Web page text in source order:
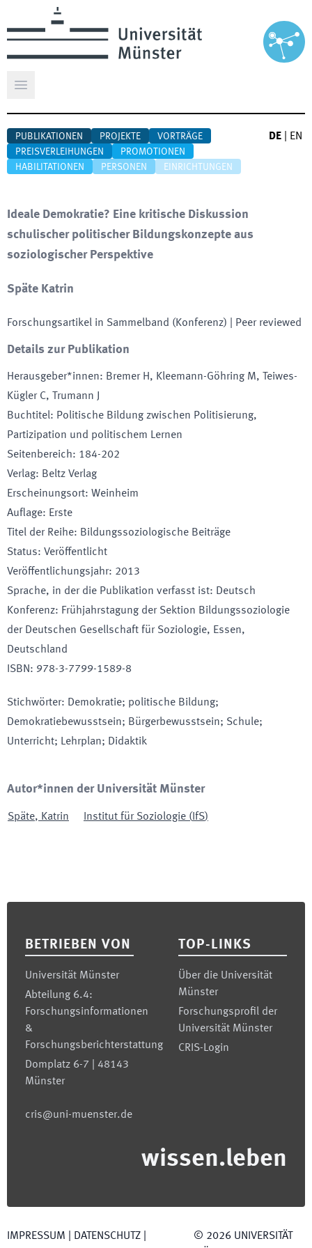
Hauptmenü öffnen
PUBLIKATIONEN PROJEKTE
VORTRÄGE
PREISVERLEIHUNGEN
PROMOTIONEN
HABILITATIONEN
PERSONEN EINRICHTUNGEN
DE EN
Ideale Demokratie? Eine kritische Diskussion
schulischer politischer Bildungskonzepte aus
soziologischer Perspektive
Späte Katrin
Forschungsartikel in Sammelband (Konferenz) | Peer reviewed
Details zur Publikation
Herausgeber*innen: Bremer H, Kleemann-Göhring M, Teiwes-
Kügler C, Trumann J
Buchtitel: Politische Bildung zwischen Politisierung,
Partizipation und politischem Lernen
Seitenbereich: 184-202
Verlag: Beltz Verlag
Erscheinungsort: Weinheim
Auflage: Erste
Titel der Reihe: Bildungssoziologische Beiträge
Status: Veröffentlicht
Veröffentlichungsjahr: 2013
Sprache, in der die Publikation verfasst ist: Deutsch
Konferenz: Frühjahrstagung der Sektion Bildungssoziologie
der Deutschen Gesellschaft für Soziologie, Essen,
Deutschland
ISBN: 978-3-7799-1589-8
Stichwörter: Demokratie; politische Bildung;
Demokratiebewusstsein; Bürgerbewusstsein; Schule;
Unterricht; Lehrplan; Didaktik
Autor*innen der Universität Münster
Späte, Katrin Institut für Soziologie ( IfS)
BETRIEBEN VON
Universität Münster
Abteilung 6.4:
Forschungsinformationen
&
Forschungsberichterstattung
Domplatz 6-7 | 48143
Münster
cris@uni-muenster.de
TOP-LINKS
Über die Universität
Münster
Forschungsprofil der
Universität Münster
CRIS-Login
wissen.leben
IMPRESSUM DATENSCHUTZ © 2026 UNIVERSITÄT